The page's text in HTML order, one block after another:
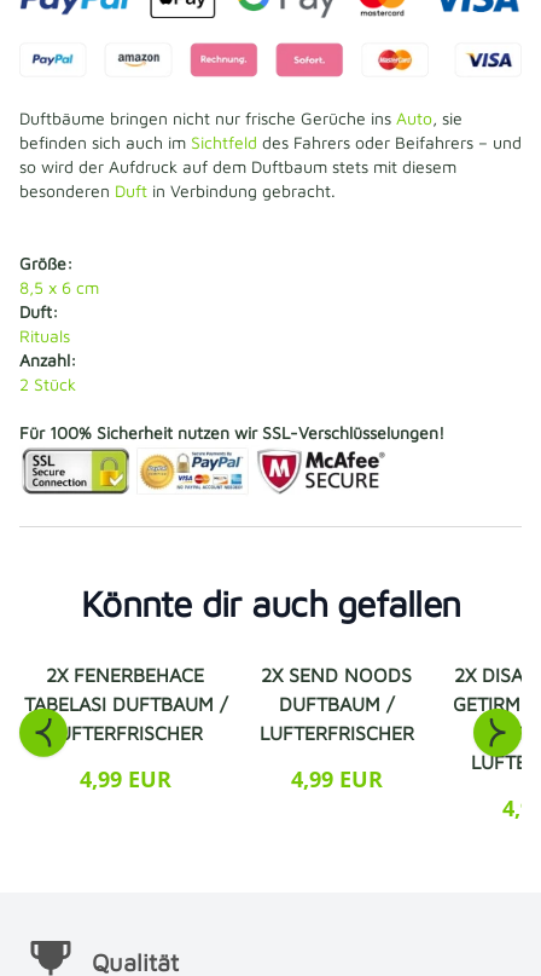
Duftbäume bringen nicht nur frische Gerüche ins Auto, sie
befinden sich auch im Sichtfeld des Fahrers oder Beifahrers – und
so wird der Aufdruck auf dem Duftbaum stets mit diesem
besonderen Duft in Verbindung gebracht.
Größe:
8,5 x 6 cm
Duft:
Rituals
Anzahl:
2 Stück
Für 100% Sicherheit nutzen wir SSL-Verschlüsselungen!
Könnte dir auch gefallen
2X FENERBEHACE
TABELASI DUFTBAUM /
LUFTERFRISCHER
4,99 EUR
2X SEND NOODS
DUFTBAUM /
LUFTERFRISCHER
4,99 EUR
2X
Qualität